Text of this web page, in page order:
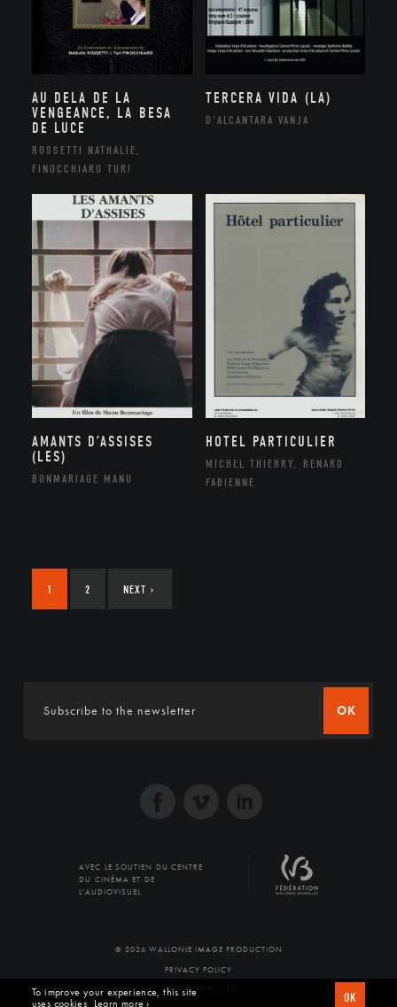
AU DELA DE LA
VENGEANCE, LA BESA
DE LUCE
ROSSETTI NATHALIE,
FINOCCHIARO TURI
TERCERA VIDA (LA)
D'ALCANTARA VANJA
AMANTS D’ASSISES
(LES)
BONMARIAGE MANU
HOTEL PARTICULIER
MICHEL THIERRY, RENARD
FABIENNE
1 2 NEXT ›
OK
AVEC LE SOUTIEN DU CENTRE
DU CINÉMA ET DE
L'AUDIOVISUEL
© 2026 WALLONIE IMAGE PRODUCTION
PRIVACY POLICY
PRODUCED BY SFD
To improve your experience, this site
uses cookies Learn more › OK